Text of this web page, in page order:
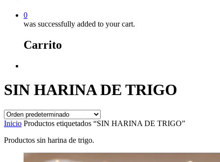
0
was successfully added to your cart.
Carrito
SIN HARINA DE TRIGO
Inicio Productos etiquetados “SIN HARINA DE TRIGO”
Productos sin harina de trigo.